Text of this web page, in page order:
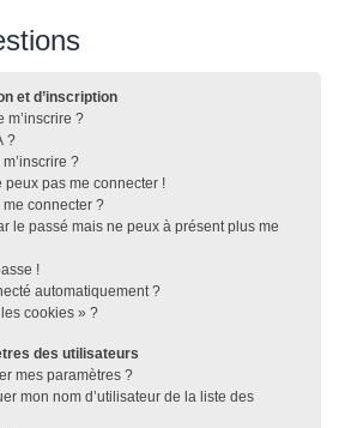
et d’inscription
m’inscrire ?
?
?
pas me connecter !
connecter ?
le passé mais ne peux à présent plus me
!
automatiquement ?
cookies » ?
des utilisateurs
mes paramètres ?
mon nom d’utilisateur de la liste des